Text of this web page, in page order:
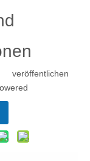
veröffentlichen